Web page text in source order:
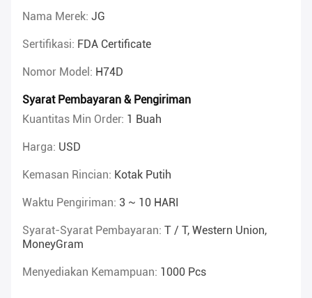
Nama Merek: JG
Sertifikasi: FDA Certificate
Nomor Model: H74D
Syarat Pembayaran & Pengiriman
Kuantitas Min Order: 1 Buah
Harga: USD
Kemasan Rincian: Kotak Putih
Waktu Pengiriman: 3 ~ 10 HARI
Syarat-Syarat Pembayaran: T / T, Western Union,
MoneyGram
Menyediakan Kemampuan: 1000 Pcs